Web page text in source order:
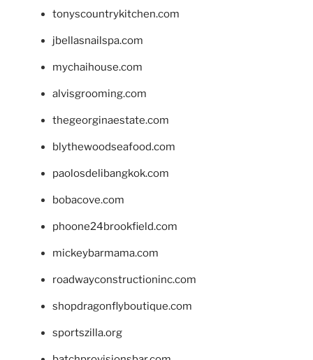
tonyscountrykitchen.com
jbellasnailspa.com
mychaihouse.com
alvisgrooming.com
thegeorginaestate.com
blythewoodseafood.com
paolosdelibangkok.com
bobacove.com
phoone24brookfield.com
mickeybarmama.com
roadwayconstructioninc.com
shopdragonflyboutique.com
sportszilla.org